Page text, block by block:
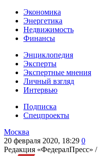
Экономика
Энергетика
Недвижимость
Финансы
Энциклопедия
Эксперты
Экспертные мнения
Личный взгляд
Интервью
Подписка
Спецпроекты
Москва
20 февраля 2020, 18:29 0
Редакция «ФедералПресс» /